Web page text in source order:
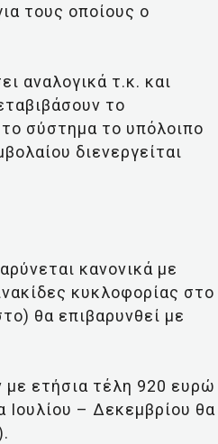
τους οποίους ο
αναλογικά τ.κ. και
το
σύστημα το υπόλοιπο
διενεργείται
κανονικά με
κυκλοφορίας στο
θα επιβαρυνθεί με
με ετήσια τέλη 920 ευρώ
Ιουλίου – Δεκεμβρίου θα